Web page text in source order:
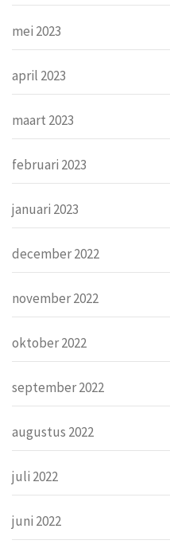
mei 2023
april 2023
maart 2023
februari 2023
januari 2023
december 2022
november 2022
oktober 2022
september 2022
augustus 2022
juli 2022
juni 2022